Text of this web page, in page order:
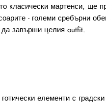
класически мартенси, ще
- големи сребърни
завърши целия outfit.
елементи с